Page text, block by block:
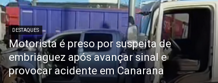
DESTAQUES
Motorista é preso por suspeita de
embriaguez após avançar sinal e
provocar acidente em Canarana